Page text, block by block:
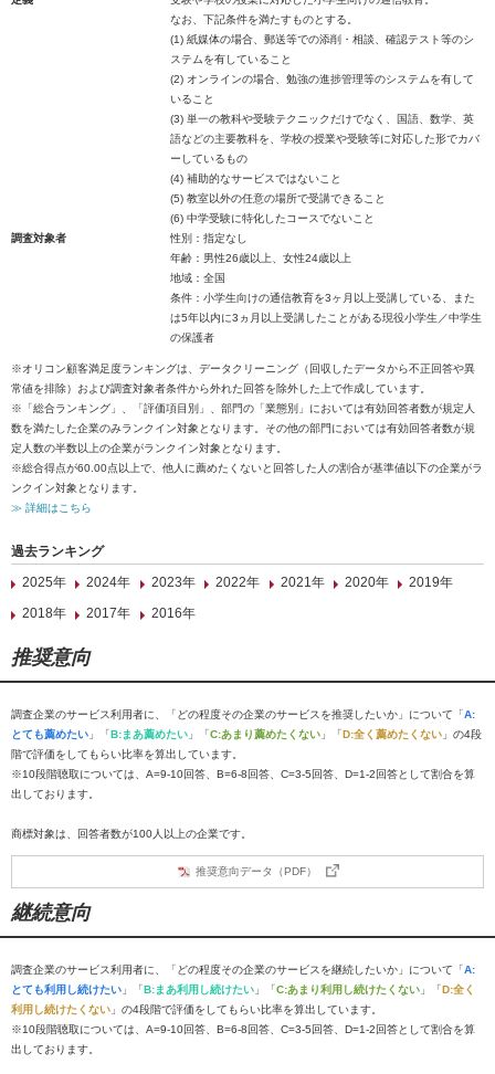
なお、下記条件を満たすものとする。
(1) 紙媒体の場合、郵送等での添削・相談、確認テスト等のシ
ステムを有していること
(2) オンラインの場合、勉強の進捗管理等のシステムを有して
いること
(3) 単一の教科や受験テクニックだけでなく、国語、数学、英
語などの主要教科を、学校の授業や受験等に対応した形でカバ
ーしているもの
(4) 補助的なサービスではないこと
(5) 教室以外の任意の場所で受講できること
(6) 中学受験に特化したコースでないこと
調査対象者
性別：指定なし
年齢：男性26歳以上、女性24歳以上
地域：全国
条件：小学生向けの通信教育を3ヶ月以上受講している、また
は5年以内に3ヵ月以上受講したことがある現役小学生／中学生
の保護者
※オリコン顧客満足度ランキングは、データクリーニング（回収したデータから不正回答や異
常値を排除）および調査対象者条件から外れた回答を除外した上で作成しています。
※「総合ランキング」、「評価項目別」、部門の「業態別」においては有効回答者数が規定人
数を満たした企業のみランクイン対象となります。その他の部門においては有効回答者数が規
定人数の半数以上の企業がランクイン対象となります。
※総合得点が60.00点以上で、他人に薦めたくないと回答した人の割合が基準値以下の企業がラ
ンクイン対象となります。
≫ 詳細はこちら
過去ランキング
2025年
2024年 2023年 2022年 2021年 2020年
2019年
2018年
2017年 2016年
推奨意向
調査企業のサービス利用者に、「どの程度その企業のサービスを推奨したいか」について「A:
とても薦めたい 」「B:まあ薦めたい 」「C:あまり薦めたくない 」「D:全く薦めたくない 」の4段
階で評価をしてもらい比率を算出しています。
※10段階聴取については、A=9-10回答、B=6-8回答、C=3-5回答、D=1-2回答として割合を算
出しております。
商標対象は、回答者数が100人以上の企業です。
推奨意向データ（PDF）
継続意向
調査企業のサービス利用者に、「どの程度その企業のサービスを継続したいか」について「A:
とても利用し続けたい 」「B:まあ利用し続けたい 」「C:あまり利用し続けたくない 」「D:全く
利用し続けたくない 」の4段階で評価をしてもらい比率を算出しています。
※10段階聴取については、A=9-10回答、B=6-8回答、C=3-5回答、D=1-2回答として割合を算
出しております。